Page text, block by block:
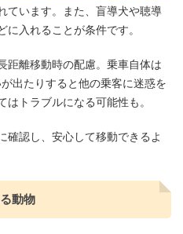
ています。また、盲導犬や聴導
入れることが条件です。
距離移動時の配慮。乗車自体は
出たりすると他の乗客に迷惑を
トラブルになる可能性も。
確認し、安心して移動できるよ
動物